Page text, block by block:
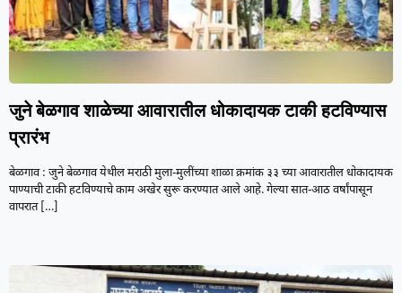
जुने बेळगाव शाळेच्या आवारातील धोकादायक टाकी हटविण्यास
प्रारंभ
बेळगाव : जुने बेळगाव येथील मराठी मुला-मुलींच्या शाळा क्रमांक ३३ च्या आवारातील धोकादायक
पाण्याची टाकी हटविण्याचे काम अखेर सुरू करण्यात आले आहे. गेल्या सात-आठ वर्षांपासून
वापरात[…]